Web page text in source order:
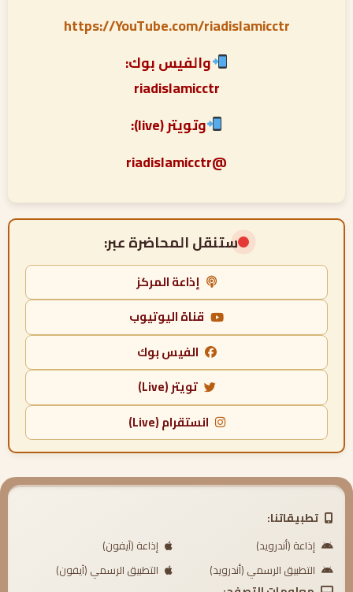
https://YouTube.com/riadislamicctr
والفيس بوك:
riadislamicctr
وتويتر (live):
@riadislamicctr
ستنقل المحاضرة عبر:
إذاعة المركز
قناة اليوتيوب
الفيس بوك
تويتر (Live)
انستقرام (Live)
تطبيقاتنا:
إذاعة (أندرويد)
إذاعة (آيفون)
التطبيق الرسمي (أندرويد)
التطبيق الرسمي (آيفون)